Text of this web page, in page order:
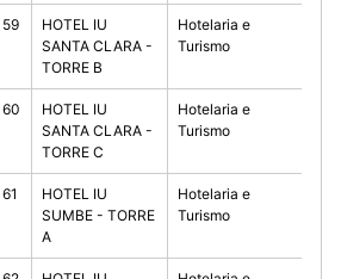
59
HOTEL IU
SANTA CLARA -
TORRE В
Hotelaria e
Turismo
60
HOTEL IU
SANTA CLARA -
TORRE C
Hotelaria e
Turismo
61
HOTEL IU
SUMBE - TORRE
A
Hotelaria e
Turismo